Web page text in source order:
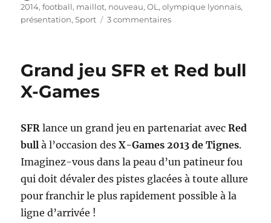
le
2014,football, maillot, nouveau,OL,olympique lyonnais,
présentation,Sport 3 commentairessur
2014
Grand jeu SFR et Red bull
X-Games
SFRlance un grand jeu en partenariat avecRed
bull à l’occasion desX-Games 2013 de Tignes.
Imaginez-vous dans la peau d’un patineur fou
qui doit dévaler des pistes glacées à toute allure
pour franchir le plus rapidement possible à la
ligne d’arrivée !